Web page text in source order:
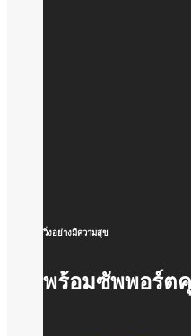
วิ่งอย่างมีความสุข
พร้อมซัพพอร์ต